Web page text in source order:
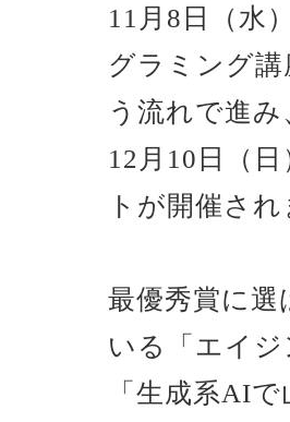
11月8日（水
グラミング
う流れで進み
12月10日（
トが開催さ
最優秀賞に
いる「エイ
「生成系AI